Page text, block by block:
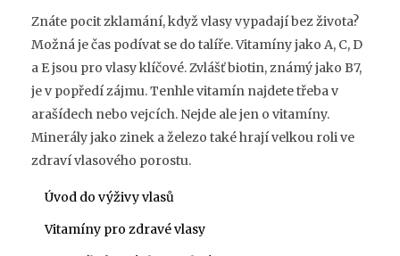
Znáte pocit zklamání, když vlasy vypadají bez života?
Možná je čas podívat se do talíře. Vitamíny jako A, C, D
a E jsou pro vlasy klíčové. Zvlášť biotin, známý jako B7,
je v popředí zájmu. Tenhle vitamín najdete třeba v
arašídech nebo vejcích. Nejde ale jen o vitamíny.
Minerály jako zinek a železo také hrají velkou roli ve
zdraví vlasového porostu.
Úvod do výživy vlasů
Vitamíny pro zdravé vlasy